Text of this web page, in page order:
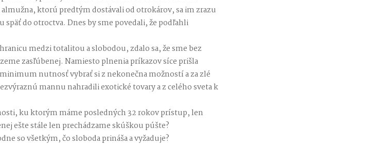
ktorú predtým dostávali od otrokárov, sa im zrazu
do otroctva. Dnes by sme povedali, že podľahli
medzi totalitou a slobodou, zdalo sa, že sme bez
zasľúbenej. Namiesto plnenia príkazov síce prišla
nutnosť vybrať si z nekonečna možností a za zlé
mannu nahradili exotické tovary a z celého sveta k
ku ktorým máme posledných 32 rokov prístup, len
ešte stále len prechádzame skúškou púšte?
so všetkým, čo sloboda prináša a vyžaduje?